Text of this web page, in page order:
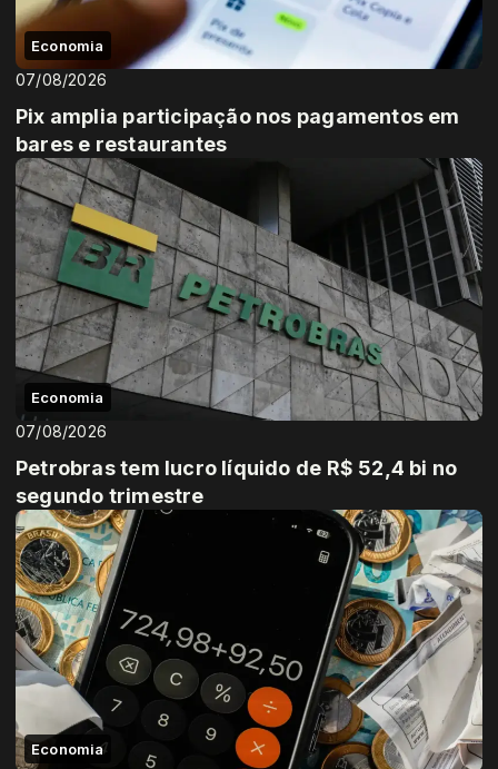
Economia
07/08/2026
Pix amplia participação nos pagamentos em
bares e restaurantes
Economia
07/08/2026
Petrobras tem lucro líquido de R$ 52,4 bi no
segundo trimestre
Economia